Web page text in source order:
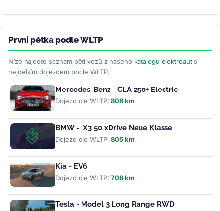
První pětka podle WLTP
Níže najdete seznam pěti vozů z našeho katalogu elektroaut s
nejdelším dojezdem podle WLTP.
Mercedes-Benz - CLA 250+ Electric
Dojezd dle WLTP: 808 km
BMW - iX3 50 xDrive Neue Klasse
Dojezd dle WLTP: 805 km
Kia - EV6
Dojezd dle WLTP: 708 km
Tesla - Model 3 Long Range RWD